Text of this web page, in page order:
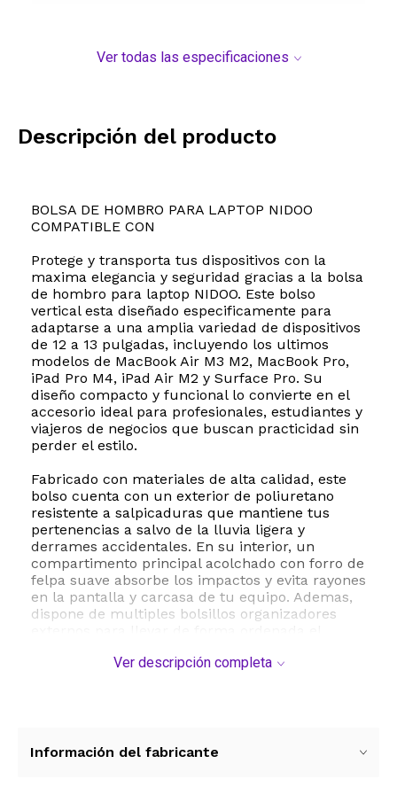
Ver todas las especificaciones
Descripción del producto
BOLSA DE HOMBRO PARA LAPTOP NIDOO
COMPATIBLE CON
Protege y transporta tus dispositivos con la
maxima elegancia y seguridad gracias a la bolsa
de hombro para laptop NIDOO. Este bolso
vertical esta diseñado especificamente para
adaptarse a una amplia variedad de dispositivos
de 12 a 13 pulgadas, incluyendo los ultimos
modelos de MacBook Air M3 M2, MacBook Pro,
iPad Pro M4, iPad Air M2 y Surface Pro. Su
diseño compacto y funcional lo convierte en el
accesorio ideal para profesionales, estudiantes y
viajeros de negocios que buscan practicidad sin
perder el estilo.
Fabricado con materiales de alta calidad, este
bolso cuenta con un exterior de poliuretano
resistente a salpicaduras que mantiene tus
pertenencias a salvo de la lluvia ligera y
derrames accidentales. En su interior, un
compartimento principal acolchado con forro de
felpa suave absorbe los impactos y evita rayones
en la pantalla y carcasa de tu equipo. Ademas,
dispone de multiples bolsillos organizadores
celular, boligrafos y documentos personales.
poliuretano comodas y retractiles. Esto te
Ver descripción completa
Información del fabricante